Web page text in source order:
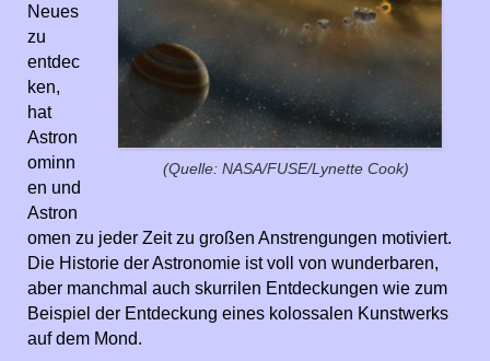
(Quelle: NASA/FUSE/Lynette Cook)
Neues
zu
entdec
ken,
hat
Astron
ominn
en und
Astron
omen zu jeder Zeit zu großen Anstrengungen motiviert.
Die Historie der Astronomie ist voll von wunderbaren,
aber manchmal auch skurrilen Entdeckungen wie zum
Beispiel der Entdeckung eines kolossalen Kunstwerks
auf dem Mond.